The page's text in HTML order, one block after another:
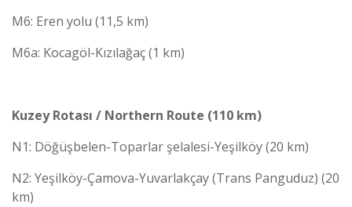
M6: Eren yolu (11,5 km)
M6a: Kocagöl-Kızılağaç (1 km)
Kuzey Rotası / Northern Route (110 km)
N1: Döğüşbelen-Toparlar şelalesi-Yeşilköy (20 km)
N2: Yeşilköy-Çamova-Yuvarlakçay (Trans Panguduz) (20
km)